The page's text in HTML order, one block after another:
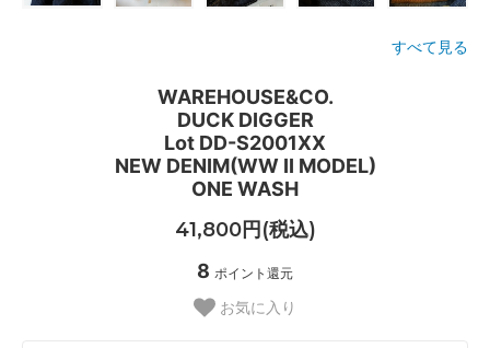
すべて見る
WAREHOUSE&CO.
DUCK DIGGER
Lot DD-S2001XX
NEW DENIM(WW II MODEL)
ONE WASH
41,800円(税込)
8 ポイント還元
お気に入り